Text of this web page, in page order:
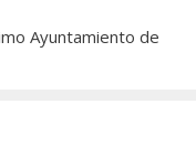
Ayuntamiento de